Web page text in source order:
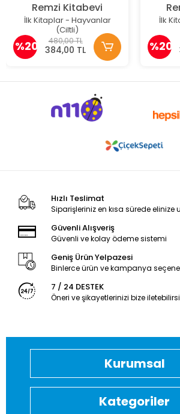
Remzi Kitabevi
İlk Kitaplar - Hayvanlar
(Ciltli)
%20 480,00 TL
384,00 TL
İlk
%20
Hızlı Teslimat
Siparişleriniz en kısa sürede elinize
Güvenli Alışveriş
Güvenli ve kolay ödeme sistemi
Geniş Ürün Yelpazesi
Binlerce ürün ve kampanya
7 / 24 DESTEK
Öneri ve şikayetlerinizi bize
Kurumsal
Kategoriler